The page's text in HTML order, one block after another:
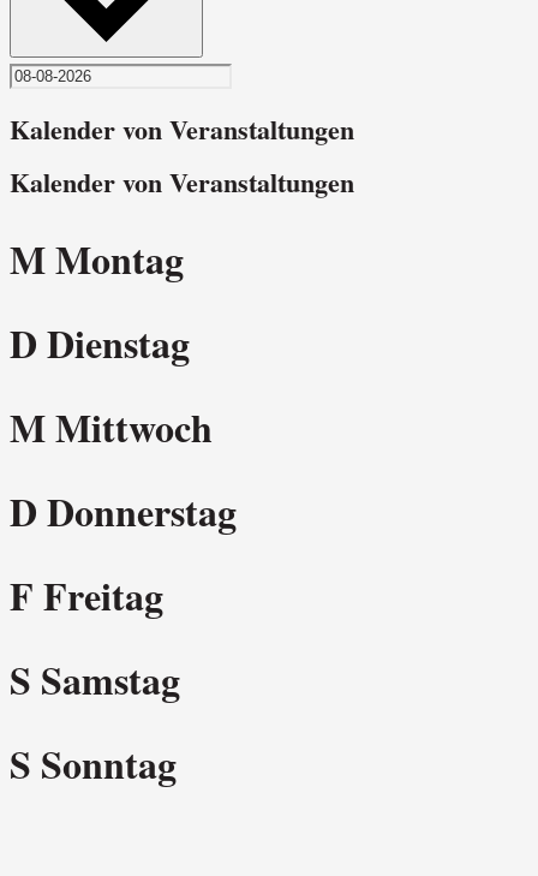
Kalender von Veranstaltungen
Kalender von Veranstaltungen
MMontag
DDienstag
MMittwoch
DDonnerstag
FFreitag
S Samstag
S Sonntag